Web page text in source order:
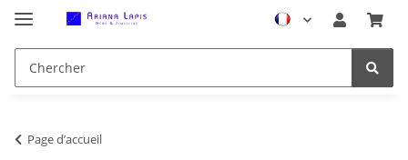
Page d’accueil